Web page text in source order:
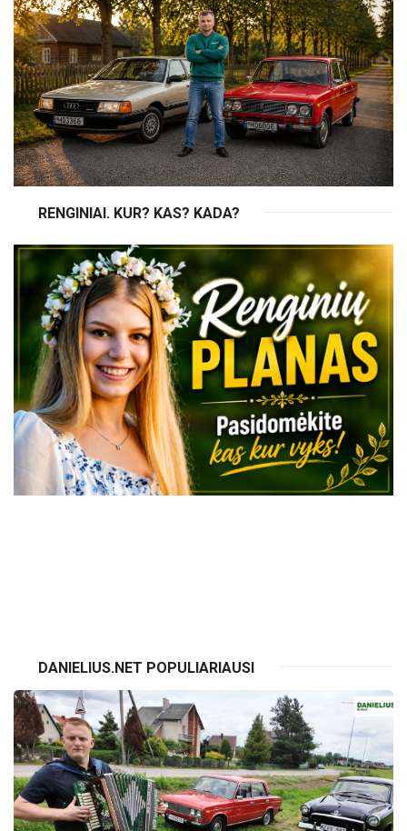
RENGINIAI. KUR? KAS? KADA?
DANIELIUS.NET POPULIARIAUSI